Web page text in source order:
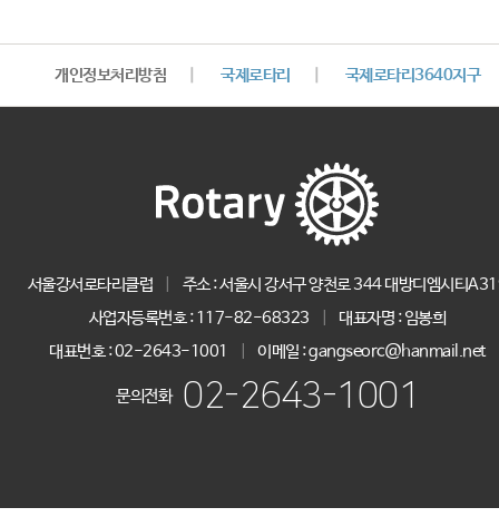
개인정보처리방침 국제로타리 국제로타리3640지구
서울강서로타리클럽
주소 : 서울시 강서구 양천로 344 대방디엠시티
사업자등록번호 :117-82-68323 대표자명 :임봉희
대표번호 :02-2643-1001 이메일 : gangseorc@hanmail.net
문의전화 02-2643-1001